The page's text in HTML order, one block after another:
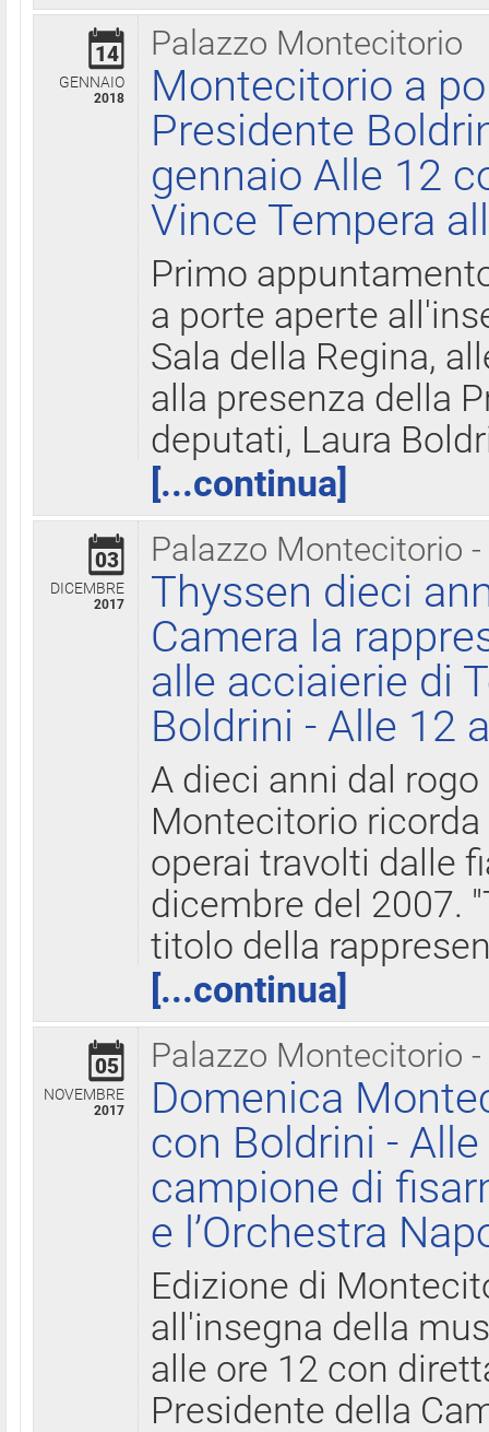
Palazzo Montecitorio
14
GENNAIO
2018
Montecitorio a
Presidente
gennaio Alle 12
Vince Tempera
Primo
a porte aperte
Sala della Regina,
alla presenza della
deputati, Laura
[...continua]
Palazzo Montecitorio
03
DICEMBRE
2017
Thyssen dieci
Camera la
alle acciaierie di
Boldrini - Alle 12
A dieci anni dal
Montecitorio
operai travolti dalle
dicembre del 2007.
titolo della
[...continua]
Palazzo Montecitorio
05
NOVEMBRE
2017
Domenica
con Boldrini -
campione di
e l’Orchestra
Edizione di
all'insegna della
alle ore 12 con
Presidente della